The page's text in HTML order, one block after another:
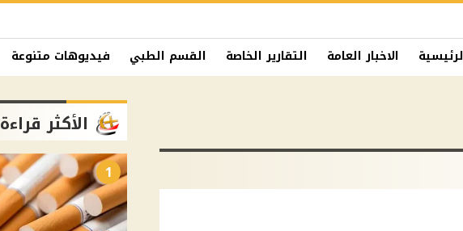
الاخبار العامة التقارير الخاصة القسم الطبي فيديوهات متنوعة
الأكثر قراءة
1